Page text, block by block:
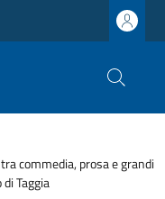
commedia, prosa e grandi
Taggia